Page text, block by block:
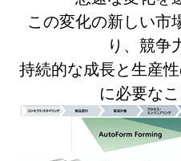
この変化の新しい市
り、競争
持続的な成長と生産
に必要な